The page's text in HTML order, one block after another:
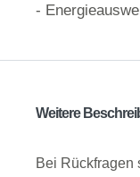
-
Weitere
Bei Rückfragen